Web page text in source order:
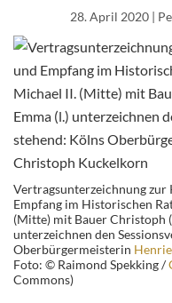
28. April 2020|
Vertragsunterzeichnung zur
Empfang im Historischen
(Mitte) mit Bauer Christoph
unterzeichnen den
Oberbürgermeisterin
Foto: © Raimond Spekking /
Commons)